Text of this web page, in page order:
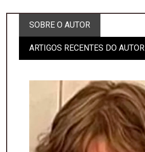
SOBRE O AUTOR
ARTIGOS RECENTES DO AUTOR